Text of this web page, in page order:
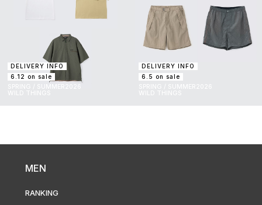
DELIVERY INFO
6.12 on sale
SPRING / SUMMER2026
WILD THINGS
DELIVERY INFO
6.5 on sale
SPRING / SUMMER2026
WILD THINGS
MEN
RANKING